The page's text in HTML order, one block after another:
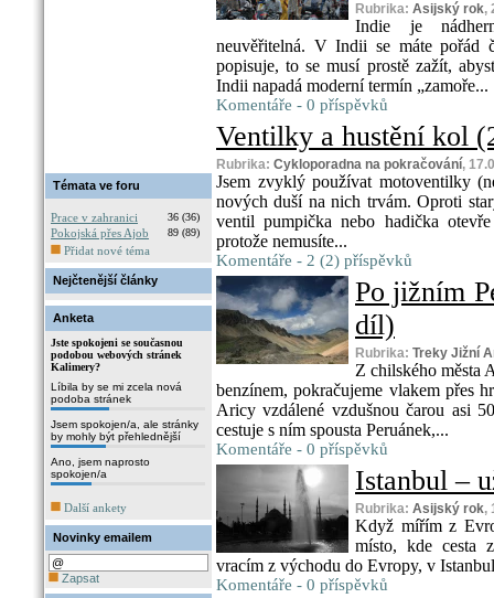
Témata ve foru
Prace v zahranici 36 (36)
Pokojská přes Ajob 89 (89)
Přidat nové téma
Nejčtenější články
Anketa
Jste spokojeni se současnou
podobou webových stránek
Kalimery?
Líbila by se mi zcela nová
podoba stránek
Jsem spokojen/a, ale stránky
by mohly být přehlednější
Ano, jsem naprosto
spokojen/a
Další ankety
Novinky emailem
Zapsat
Rubrika: Asijský rok,
Indie je
neuvěřitelná. V Indii se máte pořád
popisuje, to se musí prostě zažít,
Indii napadá moderní termín „zamoře...
Komentáře - 0 příspěvků
Ventilky a hustění kol
Rubrika: Cykloporadna na pokračování,
Jsem zvyklý používat motoventilky
nových duší na nich trvám. Oproti
ventil pumpička nebo hadička
protože nemusíte...
Komentáře - 2 (2) příspěvků
Po jižním
díl)
Rubrika: Treky Jižní
Z chilského města
benzínem, pokračujeme vlakem přes
Aricy vzdálené vzdušnou čarou asi
cestuje s ním spousta Peruánek,...
Komentáře - 0 příspěvků
Istanbul –
Rubrika: Asijský rok,
Když mířím z
místo, kde cesta
vracím z východu do Evropy, v
Komentáře - 0 příspěvků